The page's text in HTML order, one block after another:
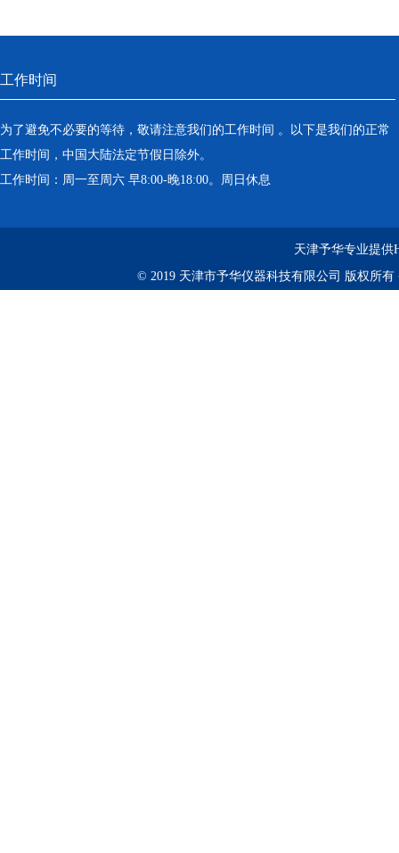
工作时间
为了避免不必要的等待，敬请注意我们的工作时间 。以下是我们的正常
工作时间，中国大陆法定节假日除外。
工作时间：周一至周六 早8:00-晚18:00。周日休息
天津予华专业提供
© 2019 天津市予华仪器科技有限公司 版权所有